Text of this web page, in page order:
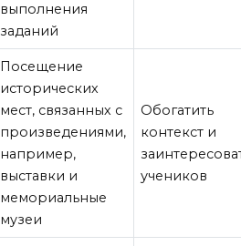
выполнения
заданий
Посещение
исторических
мест, связанных с
произведениями,
например,
выставки и
мемориальные
музеи
Обогатить
контекст и
учеников